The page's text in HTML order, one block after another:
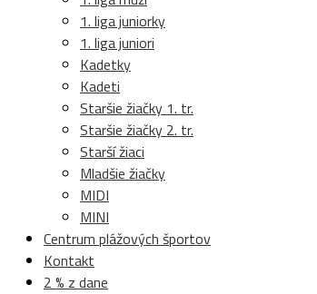
1. liga juniorky
1. liga juniori
Kadetky
Kadeti
Staršie žiačky 1. tr.
Staršie žiačky 2. tr.
Starší žiaci
Mladšie žiačky
MIDI
MINI
Centrum plážových športov
Kontakt
2 % z dane